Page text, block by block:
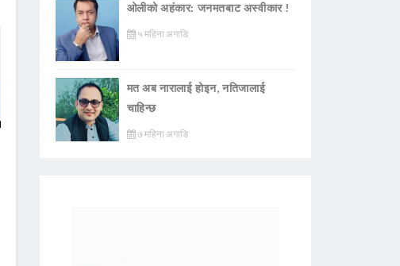
ओलीको अहंकार: जनमतबाट अस्वीकार !
५ महिना अगाडि
मत अब नारालाई होइन, नतिजालाई
चाहिन्छ
७ महिना अगाडि